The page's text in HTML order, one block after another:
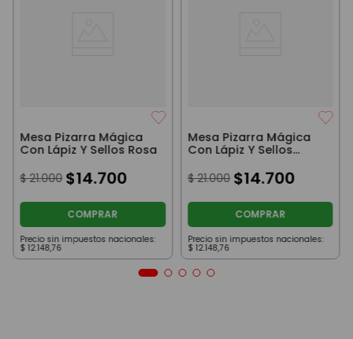
Mesa Pizarra Mágica
Con Lápiz Y Sellos Rosa
$ 21.000 $14.700
COMPRAR
Precio sin impuestos nacionales:
$ 12.148,76
Mesa Pizarra Mágica
Con Lápiz Y Sellos
$ 21.000 $14.700
COMPRAR
Precio sin impuestos nacionales:
$ 12.148,76